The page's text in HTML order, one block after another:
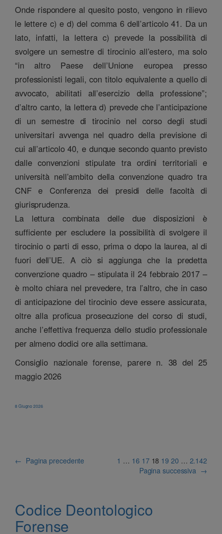
Onde rispondere al quesito posto, vengono in rilievo
le lettere c) e d) del comma 6 dell’articolo 41. Da un
lato, infatti, la lettera c) prevede la possibilità di
svolgere un semestre di tirocinio all’estero, ma solo
“in altro Paese dell’Unione europea presso
professionisti legali, con titolo equivalente a quello di
avvocato, abilitati all’esercizio della professione”;
d’altro canto, la lettera d) prevede che l’anticipazione
di un semestre di tirocinio nel corso degli studi
universitari avvenga nel quadro della previsione di
cui all’articolo 40, e dunque secondo quanto previsto
dalle convenzioni stipulate tra ordini territoriali e
università nell’ambito della convenzione quadro tra
CNF e Conferenza dei presidi delle facoltà di
giurisprudenza.
La lettura combinata delle due disposizioni è
sufficiente per escludere la possibilità di svolgere il
tirocinio o parti di esso, prima o dopo la laurea, al di
fuori dell’UE. A ciò si aggiunga che la predetta
convenzione quadro – stipulata il 24 febbraio 2017 –
è molto chiara nel prevedere, tra l’altro, che in caso
di anticipazione del tirocinio deve essere assicurata,
oltre alla proficua prosecuzione del corso di studi,
anche l’effettiva frequenza dello studio professionale
per almeno dodici ore alla settimana.
Consiglio nazionale forense, parere n. 38 del 25
maggio 2026
8 Giugno 2026
← Pagina precedente 1 … 16 17 18 19 20 … 2.142
Pagina successiva →
Codice Deontologico
Forense